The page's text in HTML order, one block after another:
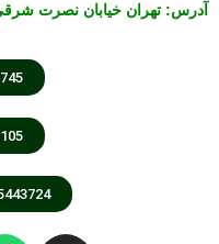
آدرس: تهران خیابان نصرت شرقی بعد
09035443724